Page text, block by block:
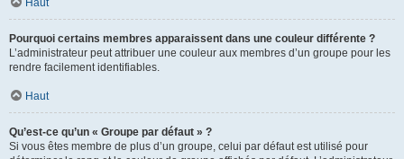
Haut
Pourquoi certains membres apparaissent dans une couleur différente ?
L’administrateur peut attribuer une couleur aux membres d’un groupe pour les
rendre facilement identifiables.
Haut
Qu’est-ce qu’un « Groupe par défaut » ?
Si vous êtes membre de plus d’un groupe, celui par défaut est utilisé pour